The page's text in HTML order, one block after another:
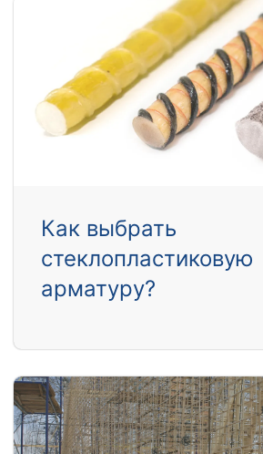
Как выбрать
стеклопластиковую
арматуру?